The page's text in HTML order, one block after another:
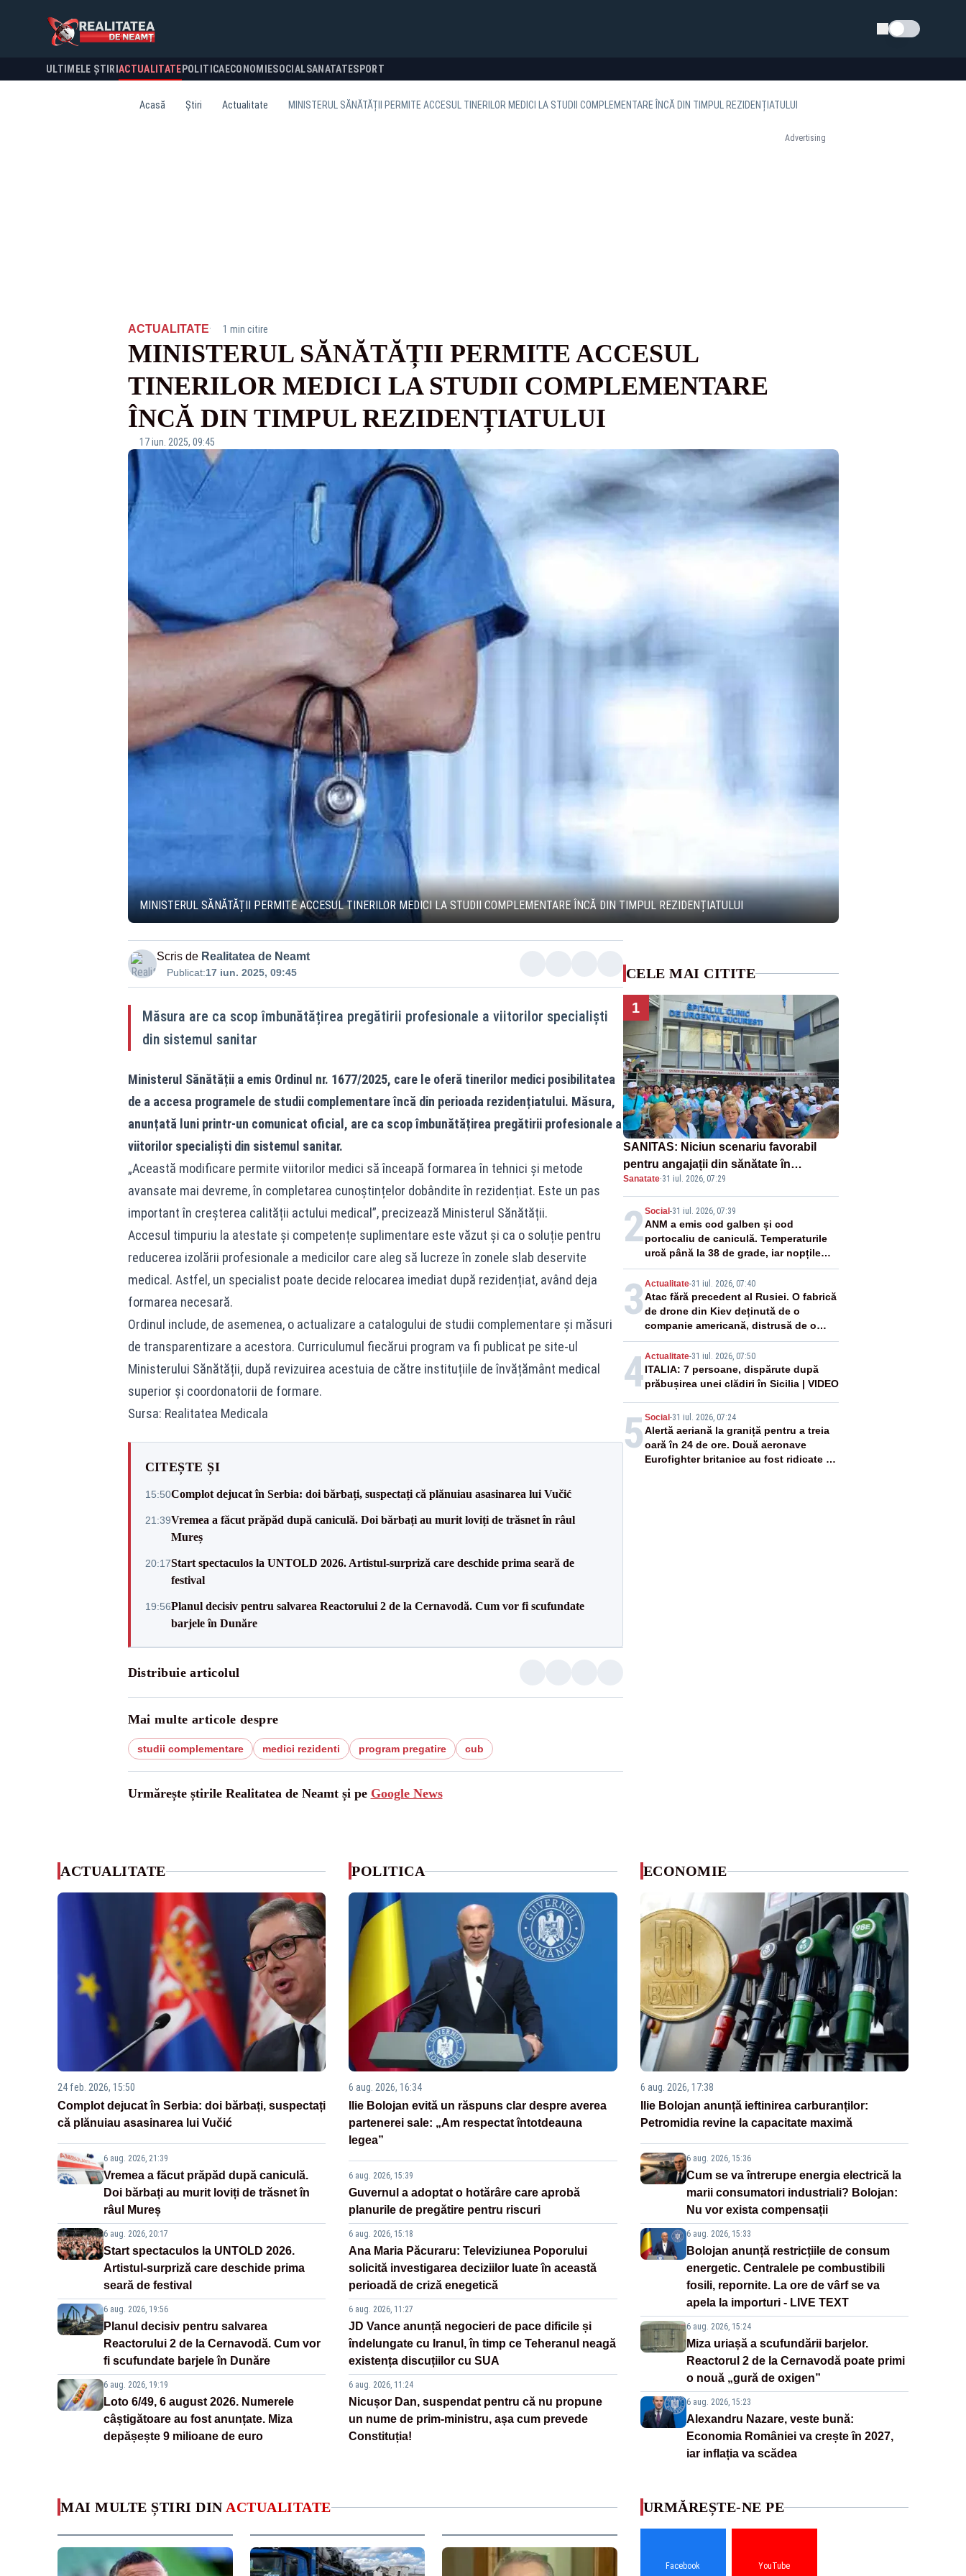
Schimba tema
ULTIMELE ȘTIRI ACTUALITATE POLITICA ECONOMIESOCIALSANATATESPORT
Acasă Știri Actualitate MINISTERUL SĂNĂTĂȚII PERMITE ACCESUL TINERILOR MEDICI LA STUDII COMPLEMENTARE ÎNCĂ DIN TIMPUL REZIDENȚIATULUI
Advertising
ACTUALITATE· 1 min citire
MINISTERUL SĂNĂTĂȚII PERMITE ACCESUL
TINERILOR MEDICI LA STUDII COMPLEMENTARE
ÎNCĂ DIN TIMPUL REZIDENȚIATULUI
17 iun. 2025, 09:45
MINISTERUL SĂNĂTĂȚII PERMITE ACCESUL TINERILOR MEDICI LA STUDII COMPLEMENTARE ÎNCĂ DIN TIMPUL REZIDENȚIATULUI
Scris de Realitatea de Neamt
Publicat:17 iun. 2025, 09:45
Măsura are ca scop îmbunătățirea pregătirii profesionale a viitorilor specialiști
din sistemul sanitar
Ministerul Sănătății a emis Ordinul nr. 1677/2025, care le oferă tinerilor medici posibilitatea
de a accesa programele de studii complementare încă din perioada rezidențiatului. Măsura,
anunțată luni printr-un comunicat oficial, are ca scop îmbunătățirea pregătirii profesionale a
viitorilor specialiști din sistemul sanitar.
„Această modificare permite viitorilor medici să înceapă formarea în tehnici și metode
avansate mai devreme, în completarea cunoștințelor dobândite în rezidențiat. Este un pas
important în creșterea calității actului medical”, precizează Ministerul Sănătății.
Accesul timpuriu la atestate și competențe suplimentare este văzut și ca o soluție pentru
reducerea izolării profesionale a medicilor care aleg să lucreze în zonele slab deservite
medical. Astfel, un specialist poate decide relocarea imediat după rezidențiat, având deja
formarea necesară.
Ordinul include, de asemenea, o actualizare a catalogului de studii complementare și măsuri
de transparentizare a acestora. Curriculumul fiecărui program va fi publicat pe site-ul
Ministerului Sănătății, după revizuirea acestuia de către instituțiile de învățământ medical
superior și coordonatorii de formare.
Sursa: Realitatea Medicala
CITEȘTE ȘI
15:50Complot dejucat în Serbia: doi bărbați, suspectați că plănuiau asasinarea lui Vučić
21:39Vremea a făcut prăpăd după caniculă. Doi bărbați au murit loviți de trăsnet în râul
Mureș
20:17Start spectaculos la UNTOLD 2026. Artistul-surpriză care deschide prima seară de
festival
19:56Planul decisiv pentru salvarea Reactorului 2 de la Cernavodă. Cum vor fi scufundate
barjele în Dunăre
Distribuie articolul
Mai multe articole despre
studii complementare medici rezidenti program pregatire cub
Urmărește știrile Realitatea de Neamt și pe Google News
CELE MAI CITITE
1
SANITAS: Niciun scenariu favorabil
pentru angajații din sănătate în
proiectul Legii salarizării
Sanatate·31 iul. 2026, 07:29
2Social -31 iul. 2026, 07:39
ANM a emis cod galben și cod
portocaliu de caniculă. Temperaturile
urcă până la 38 de grade, iar nopțile
devin tropicale
3 Actualitate-31 iul. 2026, 07:40
Atac fără precedent al Rusiei. O fabrică
de drone din Kiev deținută de o
companie americană, distrusă de o
rachetă rusească
4Actualitate-31 iul. 2026, 07:50
ITALIA: 7 persoane, dispărute după
prăbușirea unei clădiri în Sicilia | VIDEO
5 Social -31 iul. 2026, 07:24
Alertă aeriană la graniță pentru a treia
oară în 24 de ore. Două aeronave
Eurofighter britanice au fost ridicate de
ACTUALITATE
24 feb. 2026, 15:50
Complot dejucat în Serbia: doi bărbați, suspectați
că plănuiau asasinarea lui Vučić
6 aug. 2026, 21:39
Vremea a făcut prăpăd după caniculă.
Doi bărbați au murit loviți de trăsnet în
râul Mureș
6 aug. 2026, 20:17
Start spectaculos la UNTOLD 2026.
Artistul-surpriză care deschide prima
seară de festival
6 aug. 2026, 19:56
Planul decisiv pentru salvarea
Reactorului 2 de la Cernavodă. Cum vor
fi scufundate barjele în Dunăre
6 aug. 2026, 19:19
Loto 6/49, 6 august 2026. Numerele
câștigătoare au fost anunțate. Miza
depășește 9 milioane de euro
POLITICA
6 aug. 2026, 16:34
Ilie Bolojan evită un răspuns clar despre averea
partenerei sale: „Am respectat întotdeauna
legea”
6 aug. 2026, 15:39
Guvernul a adoptat o hotărâre care aprobă
planurile de pregătire pentru riscuri
6 aug. 2026, 15:18
Ana Maria Păcuraru: Televiziunea Poporului
solicită investigarea deciziilor luate în această
perioadă de criză enegetică
6 aug. 2026, 11:27
JD Vance anunță negocieri de pace dificile și
îndelungate cu Iranul, în timp ce Teheranul neagă
existența discuțiilor cu SUA
6 aug. 2026, 11:24
Nicușor Dan, suspendat pentru că nu propune
un nume de prim-ministru, așa cum prevede
Constituția!
ECONOMIE
6 aug. 2026, 17:38
Ilie Bolojan anunță ieftinirea carburanților:
Petromidia revine la capacitate maximă
6 aug. 2026, 15:36
Cum se va întrerupe energia electrică la
marii consumatori industriali? Bolojan:
Nu vor exista compensații
6 aug. 2026, 15:33
Bolojan anunță restricțiile de consum
energetic. Centralele pe combustibili
fosili, repornite. La ore de vârf se va
apela la importuri - LIVE TEXT
6 aug. 2026, 15:24
Miza uriașă a scufundării barjelor.
Reactorul 2 de la Cernavodă poate primi
o nouă „gură de oxigen”
6 aug. 2026, 15:23
Alexandru Nazare, veste bună:
Economia României va crește în 2027,
iar inflația va scădea
MAI MULTE ȘTIRI DIN ACTUALITATE URMĂREȘTE-NE PE
Facebook YouTube